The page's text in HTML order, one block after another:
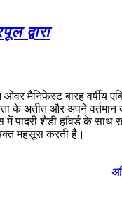
द्वारा
मैनिफेस्ट बारह वर्षीय
के अतीत और अपने वर्तमान
पादरी शैडी हॉवर्ड के साथ
महसूस करती है।